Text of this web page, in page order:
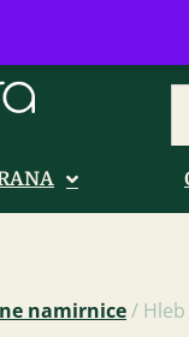
Mihajla Pupina
namirnice/ Hleb